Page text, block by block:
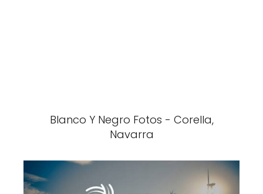
Blanco Y Negro Fotos - Corella,
Navarra